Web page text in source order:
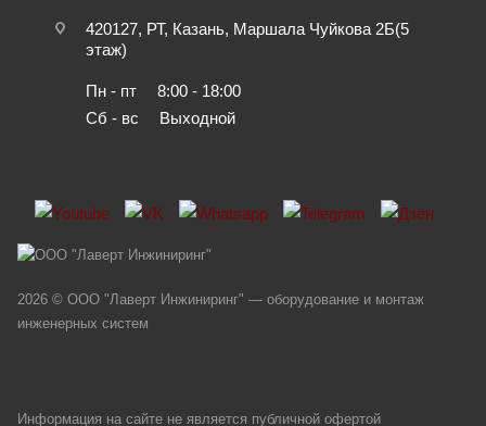
420127, РТ, Казань, Маршала Чуйкова 2Б(5
этаж)
Пн - пт
8:00 - 18:00
Сб - вс
Выходной
2026 © ООО "Лаверт Инжиниринг" — оборудование и монтаж
инженерных систем
Информация на сайте не является публичной офертой